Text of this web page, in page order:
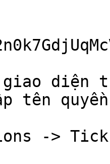
giao diện
tên
-> Tick